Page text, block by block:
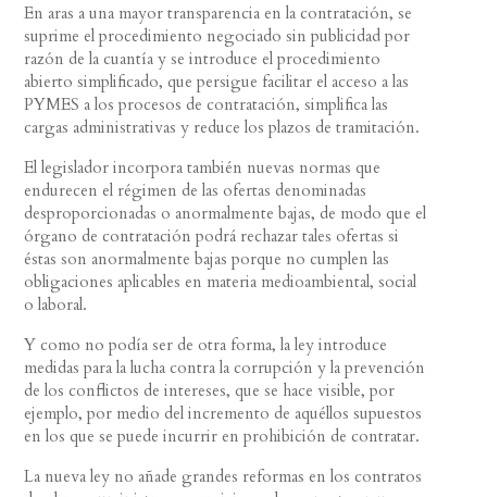
En aras a una mayor transparencia en la contratación, se
suprime el procedimiento negociado sin publicidad por
razón de la cuantía y se introduce el procedimiento
abierto simplificado, que persigue facilitar el acceso a las
PYMES a los procesos de contratación, simplifica las
cargas administrativas y reduce los plazos de tramitación.
El legislador incorpora también nuevas normas que
endurecen el régimen de las ofertas denominadas
desproporcionadas o anormalmente bajas, de modo que el
órgano de contratación podrá rechazar tales ofertas si
éstas son anormalmente bajas porque no cumplen las
obligaciones aplicables en materia medioambiental, social
o laboral.
Y como no podía ser de otra forma, la ley introduce
medidas para la lucha contra la corrupción y la prevención
de los conflictos de intereses, que se hace visible, por
ejemplo, por medio del incremento de aquéllos supuestos
en los que se puede incurrir en prohibición de contratar.
La nueva ley no añade grandes reformas en los contratos